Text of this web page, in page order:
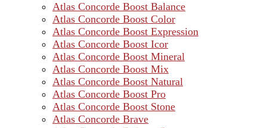
Atlas Concorde Boost Balance
Atlas Concorde Boost Color
Atlas Concorde Boost Expression
Atlas Concorde Boost Icor
Atlas Concorde Boost Mineral
Atlas Concorde Boost Mix
Atlas Concorde Boost Natural
Atlas Concorde Boost Pro
Atlas Concorde Boost Stone
Atlas Concorde Brave